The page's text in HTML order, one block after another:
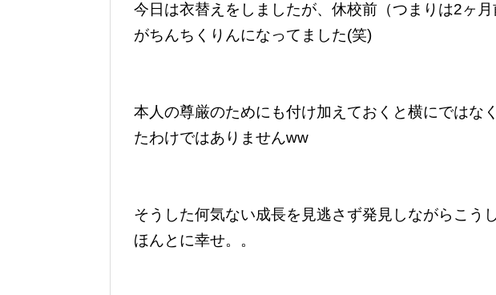
今日は衣替えをしましたが、休校前（つまりは2ヶ
がちんちくりんになってました(笑)
本人の尊厳のためにも付け加えておくと横にではな
たわけではありませんww
そうした何気ない成長を見逃さず発見しながらこう
ほんとに幸せ。。